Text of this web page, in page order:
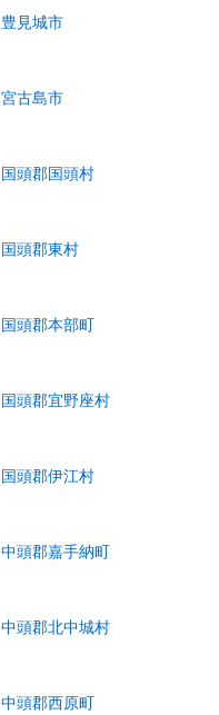
豊見城市
宮古島市
国頭郡国頭村
国頭郡東村
国頭郡本部町
国頭郡宜野座村
国頭郡伊江村
中頭郡嘉手納町
中頭郡北中城村
中頭郡西原町